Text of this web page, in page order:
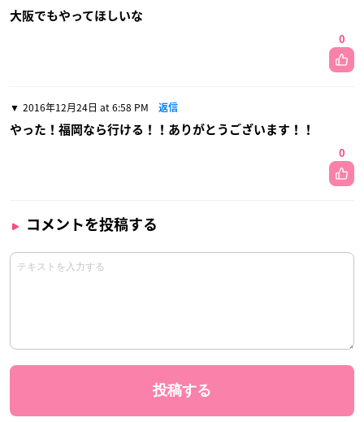
大阪でもやってほしいな
0
2016年12月24日 at 6:58 PM 返信
やった！福岡なら行ける！！ありがとうございます！！
0
コメントを投稿する